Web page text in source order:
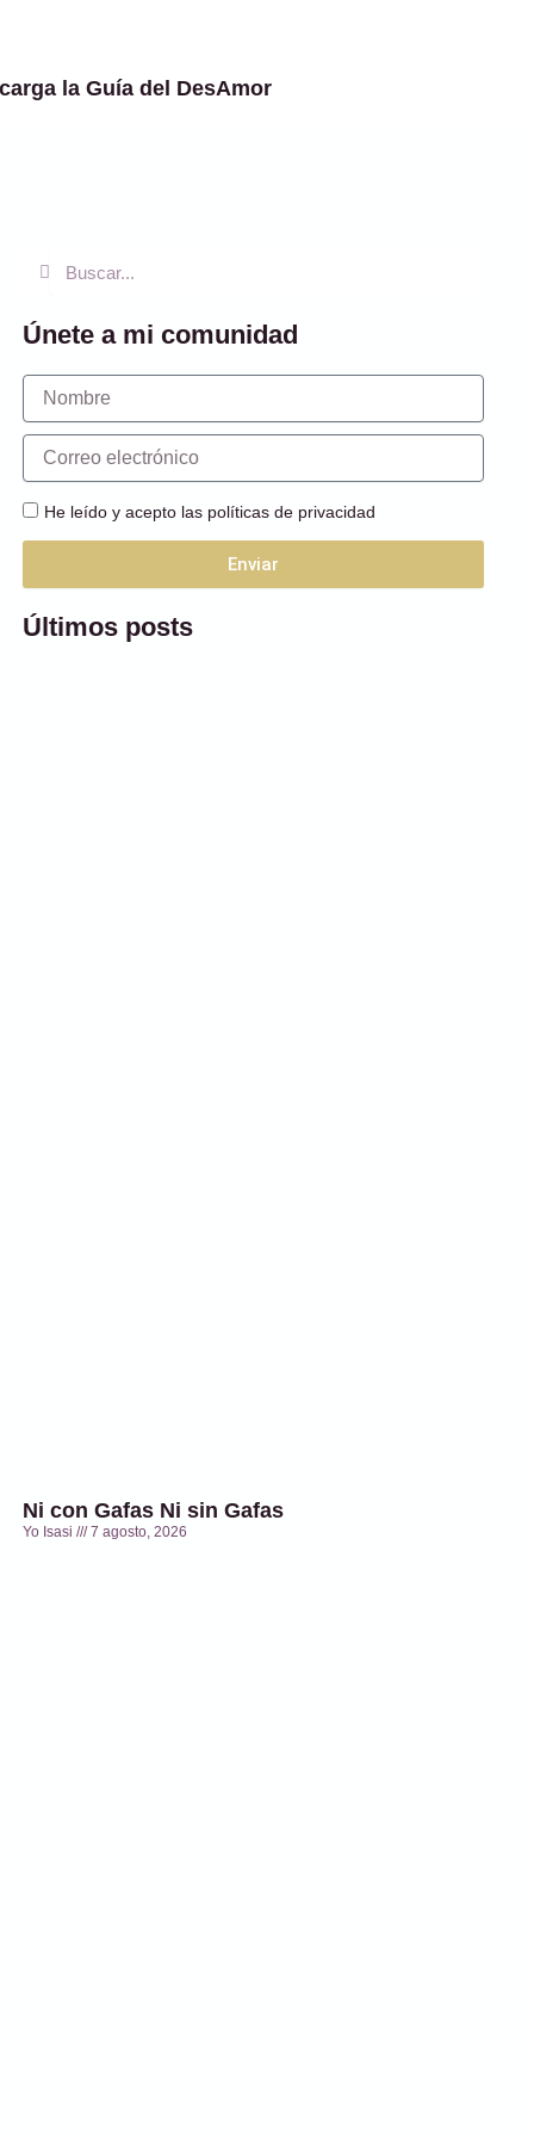
la Guía del DesAmor
Buscar
Únete a mi comunidad
Nombre
Correo
electrónico
He leído y acepto las políticas de privacidad
Enviar
Últimos posts
Ni con Gafas Ni sin Gafas
Yo Isasi 7 agosto, 2026